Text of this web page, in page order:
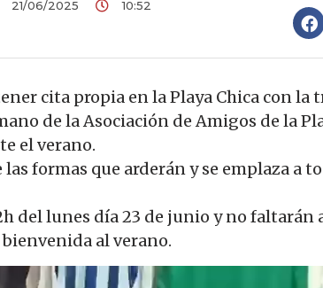
21/06/2025 10:52
cita propia en la Playa Chica con
de la Asociación de Amigos de la
el verano.
formas que arderán y se emplaza a
del lunes día 23 de junio y no
al verano.